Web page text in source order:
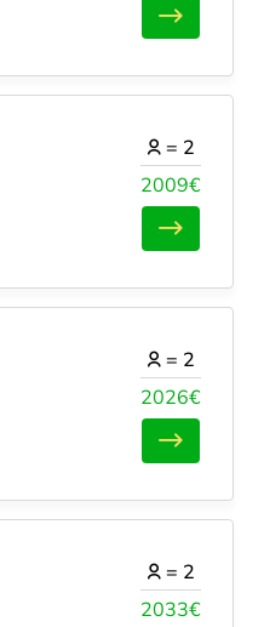
2009€
= 2
2026€
= 2
2033€
= 2